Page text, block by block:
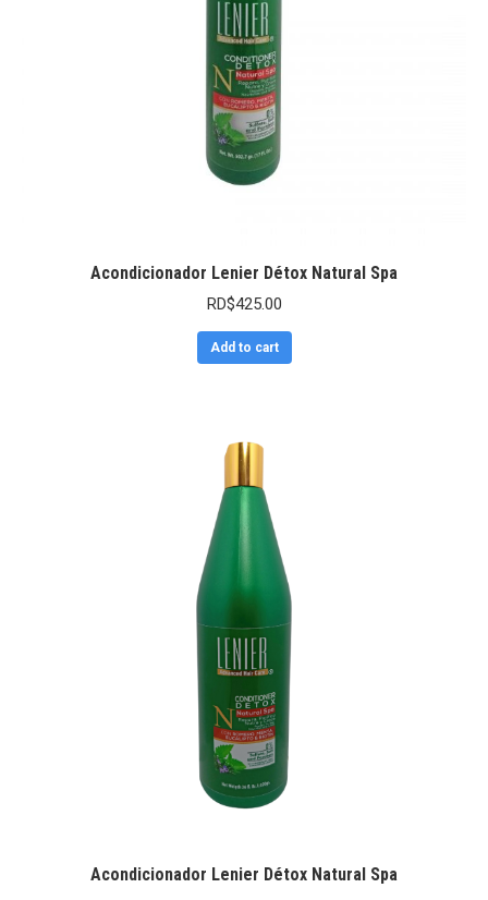
Acondicionador Lenier Détox Natural Spa
RD$425.00
Add to cart
Acondicionador Lenier Détox Natural Spa